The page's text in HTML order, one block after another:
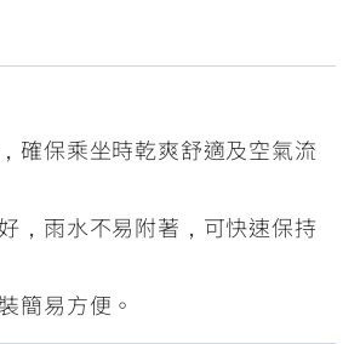
確保乘坐時乾爽舒適及空氣流
，雨水不易附著，可快速保持
簡易方便。